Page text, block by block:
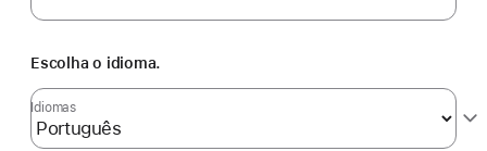
Escolha o idioma.
Idiomas